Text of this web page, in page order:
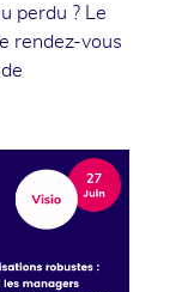
perdu ? Le
rendez-vous